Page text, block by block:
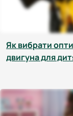
Як вибрати
двигуна для